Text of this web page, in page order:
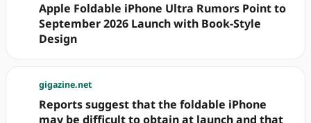
Apple Foldable iPhone Ultra Rumors Point to
September 2026 Launch with Book-Style
Design
gigazine.net
Reports suggest that the foldable iPhone
may be difficult to obtain at launch and that